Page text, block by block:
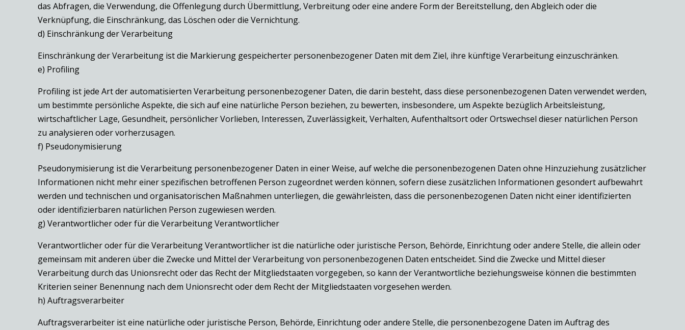
das Abfragen, die Verwendung, die Offenlegung durch Übermittlung, Verbreitung oder eine andere Form der Bereitstellung, den Abgleich oder die
Verknüpfung, die Einschränkung, das Löschen oder die Vernichtung.
d) Einschränkung der Verarbeitung
Einschränkung der Verarbeitung ist die Markierung gespeicherter personenbezogener Daten mit dem Ziel, ihre künftige Verarbeitung einzuschränken.
e) Profiling
Profiling ist jede Art der automatisierten Verarbeitung personenbezogener Daten, die darin besteht, dass diese personenbezogenen Daten verwendet werden,
um bestimmte persönliche Aspekte, die sich auf eine natürliche Person beziehen, zu bewerten, insbesondere, um Aspekte bezüglich Arbeitsleistung,
wirtschaftlicher Lage, Gesundheit, persönlicher Vorlieben, Interessen, Zuverlässigkeit, Verhalten, Aufenthaltsort oder Ortswechsel dieser natürlichen Person
zu analysieren oder vorherzusagen.
f) Pseudonymisierung
Pseudonymisierung ist die Verarbeitung personenbezogener Daten in einer Weise, auf welche die personenbezogenen Daten ohne Hinzuziehung zusätzlicher
Informationen nicht mehr einer spezifischen betroffenen Person zugeordnet werden können, sofern diese zusätzlichen Informationen gesondert aufbewahrt
werden und technischen und organisatorischen Maßnahmen unterliegen, die gewährleisten, dass die personenbezogenen Daten nicht einer identifizierten
oder identifizierbaren natürlichen Person zugewiesen werden.
g) Verantwortlicher oder für die Verarbeitung Verantwortlicher
Verantwortlicher oder für die Verarbeitung Verantwortlicher ist die natürliche oder juristische Person, Behörde, Einrichtung oder andere Stelle, die allein oder
gemeinsam mit anderen über die Zwecke und Mittel der Verarbeitung von personenbezogenen Daten entscheidet. Sind die Zwecke und Mittel dieser
Verarbeitung durch das Unionsrecht oder das Recht der Mitgliedstaaten vorgegeben, so kann der Verantwortliche beziehungsweise können die bestimmten
Kriterien seiner Benennung nach dem Unionsrecht oder dem Recht der Mitgliedstaaten vorgesehen werden.
h) Auftragsverarbeiter
Auftragsverarbeiter ist eine natürliche oder juristische Person, Behörde, Einrichtung oder andere Stelle, die personenbezogene Daten im Auftrag des